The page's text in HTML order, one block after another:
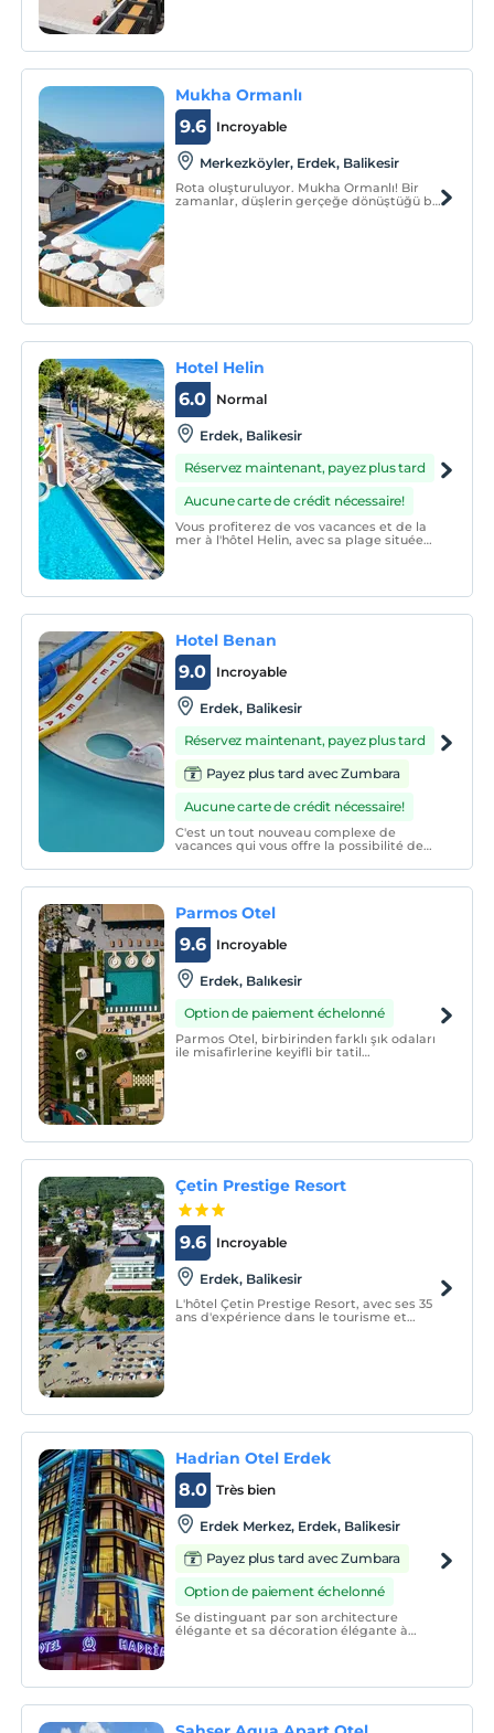
Mukha Ormanlı
Incroyable
9.6
Merkezköyler, Erdek, Balikesir
Rota oluşturuluyor. Mukha Ormanlı! Bir
zamanlar, düşlerin gerçeğe dönüştüğü bir
Hotel Helin
Normal
6.0
Erdek, Balikesir
Réservez maintenant, payez plus tard
Aucune carte de crédit nécessaire!
Vous profiterez de vos vacances et de la
mer à l'hôtel Helin, avec sa plage située
Hotel Benan
Incroyable
9.0
Erdek, Balikesir
Réservez maintenant, payez plus tard
Payez plus tard avec Zumbara
Aucune carte de crédit nécessaire!
C'est un tout nouveau complexe de
vacances qui vous offre la possibilité de
calme avec ses 65 chambres dont 4 suites,
piscine privée et piscines pour enfants
mini bar, resta
Parmos Otel
Incroyable
9.6
Erdek, Balıkesir
Option de paiement échelonné
Parmos Otel, birbirinden farklı şık odaları
ile misafirlerine keyifli bir tatil
Çetin Prestige Resort
Incroyable
9.6
Erdek, Balikesir
L'hôtel Çetin Prestige Resort, avec ses 35
ans d'expérience dans le tourisme et
Hadrian Otel Erdek
Très bien
8.0
Erdek Merkez, Erdek, Balikesir
Payez plus tard avec Zumbara
Option de paiement échelonné
Se distinguant par son architecture
élégante et sa décoration élégante à
accéder aux possibilités de shopping et